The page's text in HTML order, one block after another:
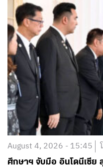
August 4, 2026 - 15:45
ศึกษาฯ จับมือ อินโดนีเซีย